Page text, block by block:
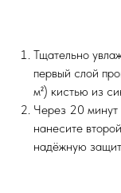
Тщательно
первый слой
м²) кистью из
Через 20 минут
нанесите
надёжную